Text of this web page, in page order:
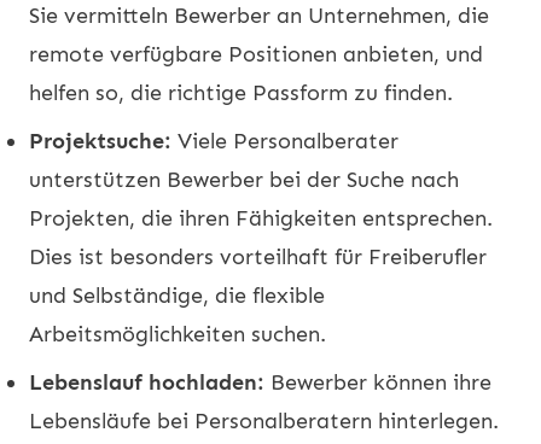
Sie vermitteln Bewerber an Unternehmen, die
remote verfügbare Positionen anbieten, und
helfen so, die richtige Passform zu finden.
Projektsuche: Viele Personalberater
unterstützen Bewerber bei der Suche nach
Projekten, die ihren Fähigkeiten entsprechen.
Dies ist besonders vorteilhaft für Freiberufler
und Selbständige, die flexible
Arbeitsmöglichkeiten suchen.
Lebenslauf hochladen: Bewerber können ihre
Lebensläufe bei Personalberatern hinterlegen.